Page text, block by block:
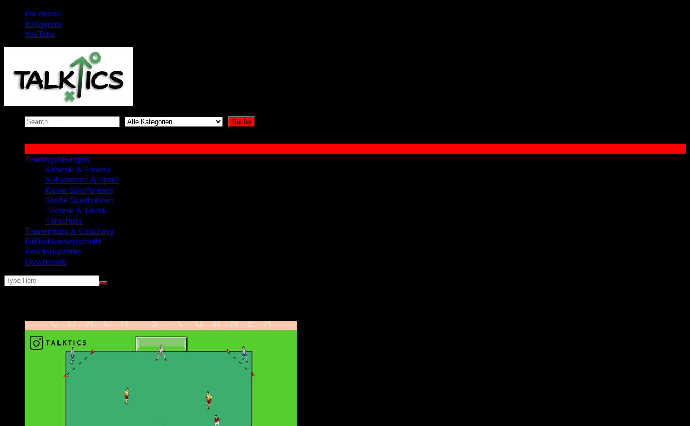
springen
Facebook
Instagram
YouTube
Trainingsübungen
Athletik & Fitness
Aufwärmen & Spaß
Kleine Spielformen
Große Spielformen
Technik & Taktik
Torschuss
Trainertipps & Coaching
Fußballwissenschaft
Positionsprofile
Downloads